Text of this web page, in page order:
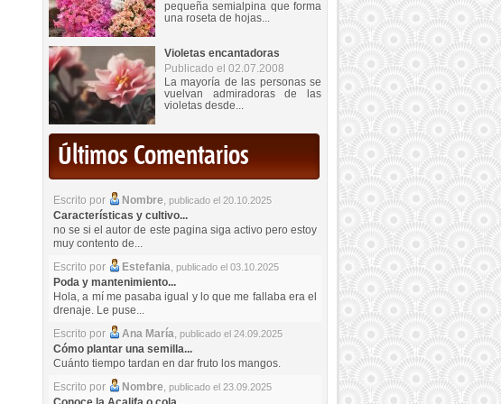
pequeña semialpina que forma
una roseta de hojas...
Violetas encantadoras
Publicado el 02.07.2008
La mayoría de las personas se
vuelvan admiradoras de las
violetas desde...
Últimos Comentarios
Escrito por Nombre, publicado el 20.10.2025
Características y cultivo...
no se si el autor de este pagina siga activo pero estoy
muy contento de...
Escrito por
Estefania, publicado el 03.10.2025
Poda y mantenimiento...
Hola, a mí me pasaba igual y lo que me fallaba era el
drenaje. Le puse...
Escrito por
Ana María, publicado el 24.09.2025
Cómo plantar una semilla...
Cuánto tiempo tardan en dar fruto los mangos.
Escrito por
Nombre, publicado el 23.09.2025